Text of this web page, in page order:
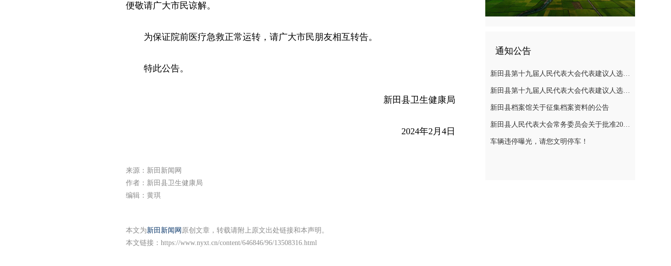
便敬请广大市民谅解。
为保证院前医疗急救正常运转，请广大市民朋友相互转告。
特此公告。
新田县卫生健康局
2024年2月4日
来源：新田新闻网
作者：新田县卫生健康局
编辑：黄琪
本文为新田新闻网 原创文章，转载请附上原文出处链接和本声明。
本文链接： https://www.nyxt.cn/content/646846/96/13508316.html
通知公告
新田县第十九届人民代表大会代表建议人选公示
新田县第十九届人民代表大会代表建议人选公示
新田县档案馆关于征集档案资料的公告
新田县人民代表大会常务委员会关于批准2025年县级决算的决议
车辆违停曝光，请您文明停车！